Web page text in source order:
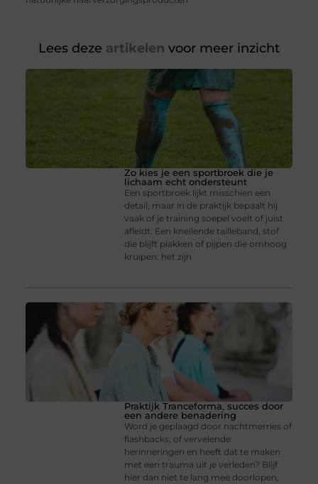
Lees deze artikelen voor meer inzicht
Zo kies je een sportbroek die je
lichaam echt ondersteunt
Een sportbroek lijkt misschien een
detail, maar in de praktijk bepaalt hij
vaak of je training soepel voelt of juist
afleidt. Een knellende tailleband, stof
die blijft plakken of pijpen die omhoog
kruipen: het zijn
Praktijk Tranceforma, succes door
een andere benadering
Word je geplaagd door nachtmerries of
flashbacks, of vervelende
herinneringen en heeft dat te maken
met een trauma uit je verleden? Blijf
hier dan niet te lang mee doorlopen,